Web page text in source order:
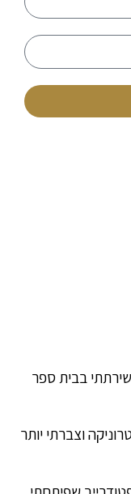
בודדה, שירתתי בבית ספר
וצברתי יותר